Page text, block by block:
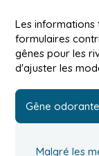
Les informations
formulaires
gênes pour les
d'ajuster les
Gêne odorante
Malgré les